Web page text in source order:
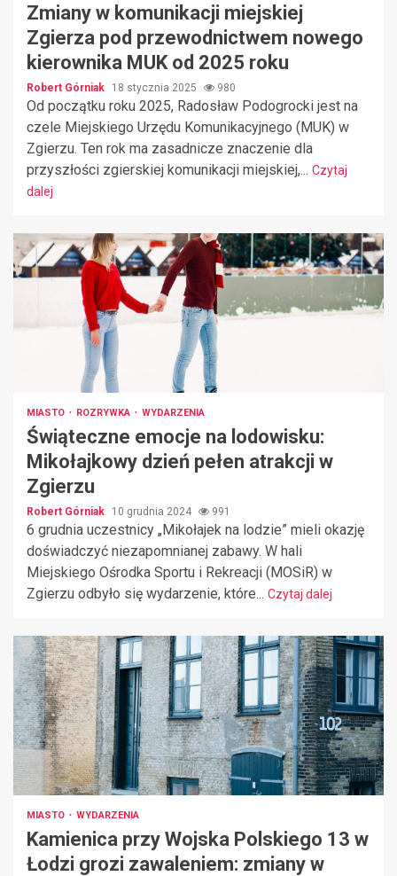
Zmiany w komunikacji miejskiej
Zgierza pod przewodnictwem nowego
kierownika MUK od 2025 roku
Robert Górniak 18 stycznia 2025 980
Od początku roku 2025, Radosław Podogrocki jest na
czele Miejskiego Urzędu Komunikacyjnego (MUK) w
Zgierzu. Ten rok ma zasadnicze znaczenie dla
przyszłości zgierskiej komunikacji miejskiej,... Czytaj
dalej
MIASTO ROZRYWKA WYDARZENIA
Świąteczne emocje na lodowisku:
Mikołajkowy dzień pełen atrakcji w
Zgierzu
Robert Górniak 10 grudnia 2024 991
6 grudnia uczestnicy „Mikołajek na lodzie” mieli okazję
doświadczyć niezapomnianej zabawy. W hali
Miejskiego Ośrodka Sportu i Rekreacji (MOSiR) w
Zgierzu odbyło się wydarzenie, które... Czytaj dalej
MIASTO WYDARZENIA
Kamienica przy Wojska Polskiego 13 w
Łodzi grozi zawaleniem: zmiany w